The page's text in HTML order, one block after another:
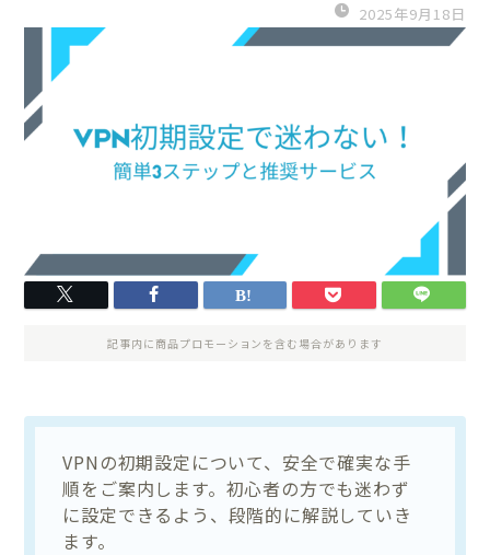
2025年9月18日
記事内に商品プロモーションを含む場合があります
VPNの初期設定について、安全で確実な手
順をご案内します。初心者の方でも迷わず
に設定できるよう、段階的に解説していき
ます。